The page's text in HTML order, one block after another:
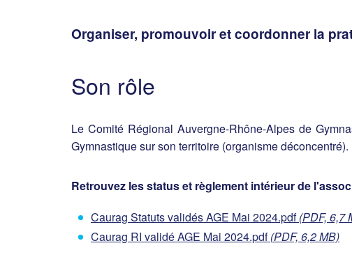
Organiser, promouvoir et coordonner la
Son rôle
Le Comité Régional Auvergne-Rhône-Alpes de
Gymnastique sur son territoire (organisme déconcentré).
Retrouvez les status et règlement intérieur de
Caurag Statuts validés AGE Mai 2024.pdf(PDF, 6,7
Caurag RI validé AGE Mai 2024.pdf(PDF, 6,2 MB)